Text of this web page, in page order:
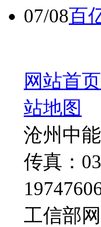
07/08百
网站首页
站地图
沧州中
传真：
工信部